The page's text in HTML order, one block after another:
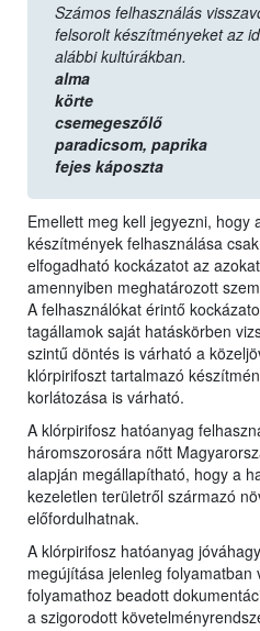
Számos felhasználás
felsorolt készítményeket az
alábbi kultúrákban.
alma
körte
csemegeszőlő
paradicsom, paprika
fejes káposzta
Emellett meg kell jegyezni, hogy
készítmények felhasználása
elfogadható kockázatot az
amennyiben meghatározott
A felhasználókat érintő
tagállamok saját hatáskörben
szintű döntés is várható a
klórpirifoszt tartalmazó
korlátozása is várható.
A klórpirifosz hatóanyag
háromszorosára nőtt
alapján megállapítható, hogy a
kezeletlen területről származó
előfordulhatnak.
A klórpirifosz hatóanyag
megújítása jelenleg folyamatban
folyamathoz beadott
a szigorodott